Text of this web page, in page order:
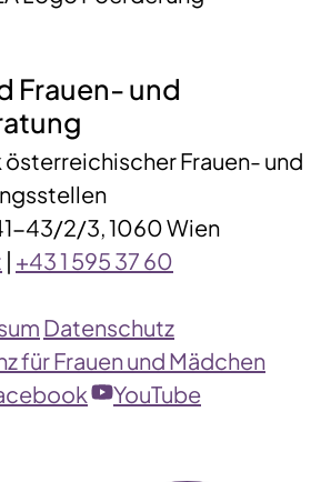
Frauen- und
Frauen- und
43/2/3, 1060 Wien
| +43 1 595 37 60
Datenschutz
für Frauen und Mädchen
YouTube